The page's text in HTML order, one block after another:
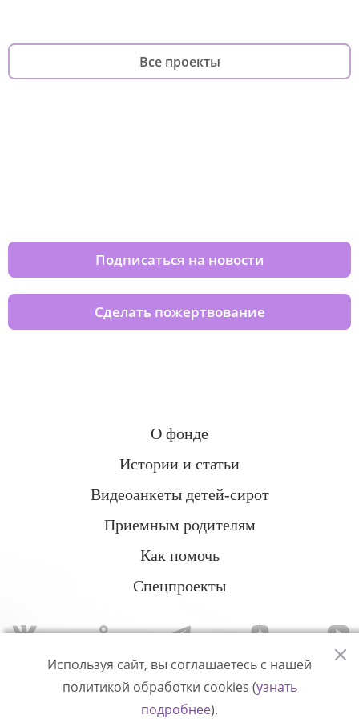
Все проекты
Подписаться на новости
Сделать пожертвование
О фонде
Истории и статьи
Видеоанкеты детей-сирот
Приемным родителям
Как помочь
Спецпроекты
Политика конфиденциальности
Используя сайт, вы соглашаетесь с нашей
политикой обработки cookies (узнать
подробнее).